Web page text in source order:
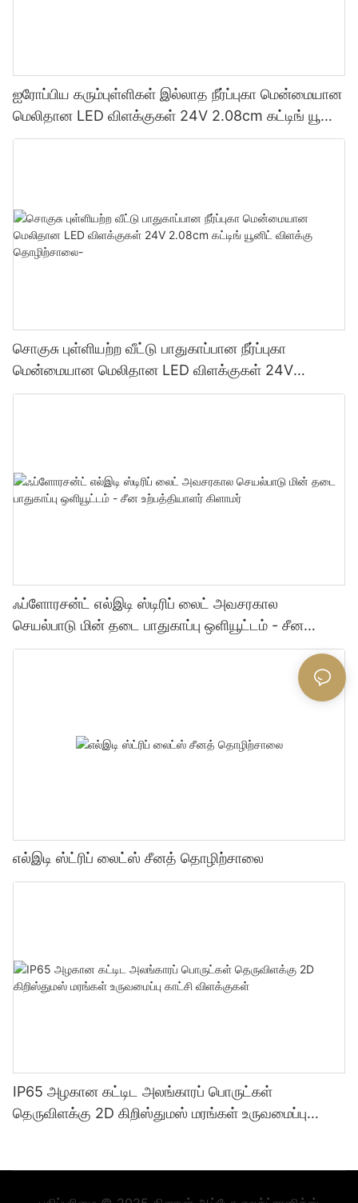
ஐரோப்பிய கரும்புள்ளிகள் இல்லாத நீர்ப்புகா மென்மையான
மெலிதான LED விளக்குகள் 24V 2.08cm கட்டிங் யூனிட்
விளக்கு தொழிற்சாலை
சொகுசு புள்ளியற்ற வீட்டு பாதுகாப்பான நீர்ப்புகா
மென்மையான மெலிதான LED விளக்குகள் 24V
2.08cm கட்டிங் யூனிட் விளக்கு தொழிற்சாலை-
ஃப்ளோரசன்ட் எல்இடி ஸ்டிரிப் லைட் அவசரகால
செயல்பாடு மின் தடை பாதுகாப்பு ஒளியூட்டம் - சீன
உற்பத்தியாளர் கிளாமர்
எல்இடி ஸ்ட்ரிப் லைட்ஸ் சீனத் தொழிற்சாலை
IP65 அழகான கட்டிட அலங்காரப் பொருட்கள்
தெருவிளக்கு 2D கிறிஸ்துமஸ் மரங்கள் உருவமைப்பு